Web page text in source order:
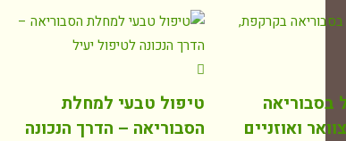
טיפול טבעי למחלת
הסבוריאה – הדרך הנכונה
בסבוריאה
ואוזניים